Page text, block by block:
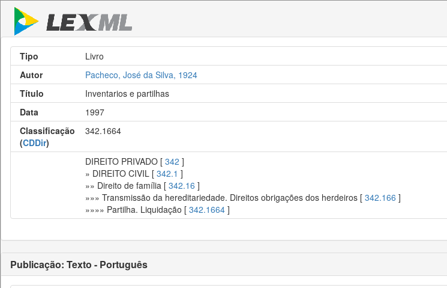
Tipo
Livro
Autor
Pacheco, José da Silva, 1924
Título
Inventarios e partilhas
Data
1997
Classificação
(CDDir)
342.1664
DIREITO PRIVADO [ 342 ]
» DIREITO CIVIL [ 342.1 ]
»» Direito de família [ 342.16 ]
»»» Transmissão da hereditariedade. Direitos obrigações dos herdeiros [ 342.166 ]
»»»» Partilha. Liquidação [ 342.1664 ]
Publicação: Texto - Português